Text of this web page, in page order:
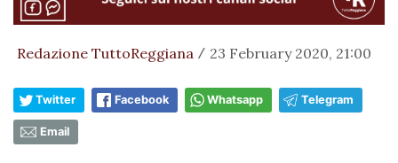
Redazione TuttoReggiana / 23 February 2020, 21:00
Twitter Facebook Whatsapp Telegram
Email